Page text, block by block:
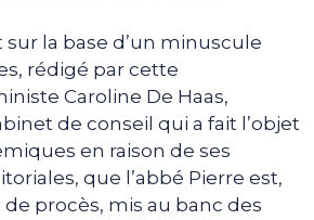
sur la base d’un minuscule
rédigé par cette
Caroline De Haas,
de conseil qui a fait l’objet
en raison de ses
que l’abbé Pierre est,
procès, mis au banc des